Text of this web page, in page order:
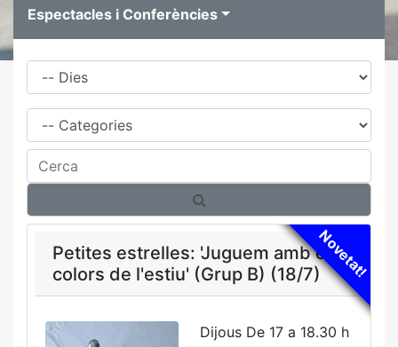
Espectacles i Conferències
Dies
Família
Cerca
Novetat!
Petites estrelles: 'Juguem amb els
colors de l'estiu' (Grup B) (18/7)
Dijous De 17 a 18.30 h